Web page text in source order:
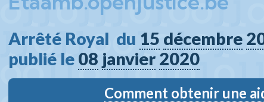
Arrêté Royal  du 15 décembre
publié le 08 janvier 2020
Comment obtenir une